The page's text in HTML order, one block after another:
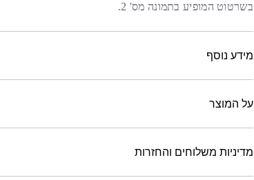
בשרטוט המופיע בתמונה מס' 2
.
מידע נוסף
על המוצר
מדיניות משלוחים והחזרות